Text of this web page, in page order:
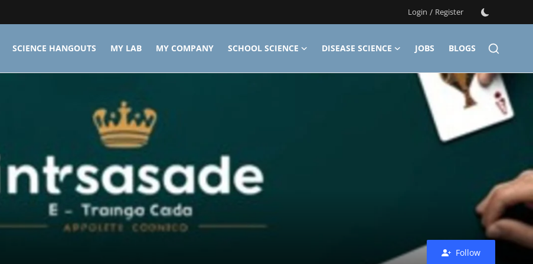
Login / Register
SCIENCE HANGOUTS MY LAB MY COMPANY SCHOOL SCIENCE DISEASE SCIENCE JOBS
BLOGS
Follow